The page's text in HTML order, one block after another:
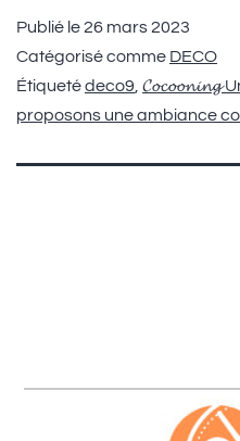
Publié le26 mars 2023
Catégorisé comme DECO
Étiquetédeco9, 𝓒𝓸𝓬𝓸𝓸𝓷𝓲𝓷𝓰
proposons une ambiance